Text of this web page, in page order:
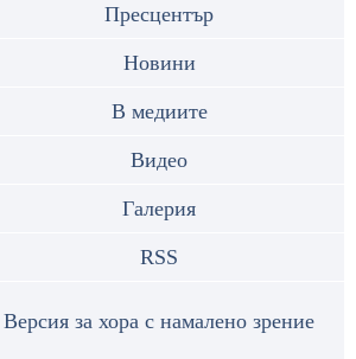
Пресцентър
Новини
В медиите
Видео
Галерия
RSS
Версия за хора с намалено зрение